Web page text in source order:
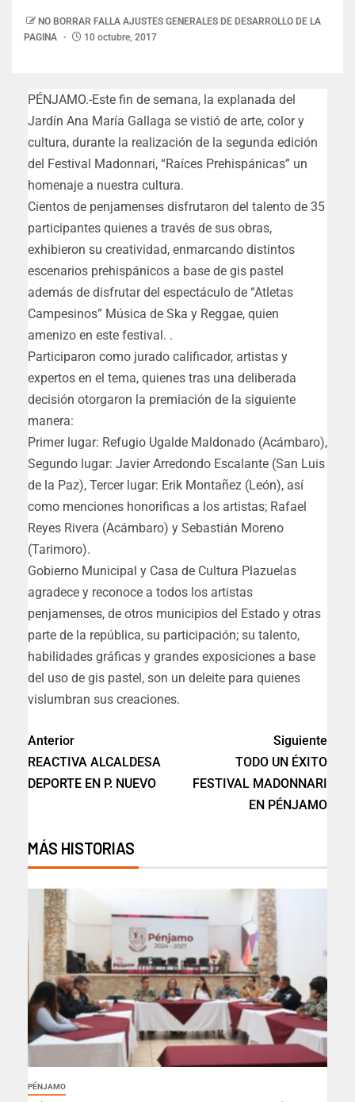
NO BORRAR FALLA AJUSTES GENERALES DE DESARROLLO DE LA
PAGINA
10 octubre, 2017
PÉNJAMO.-Este fin de semana, la explanada del
Jardín Ana María Gallaga se vistió de arte, color y
cultura, durante la realización de la segunda edición
del Festival Madonnari, “Raíces Prehispánicas” un
homenaje a nuestra cultura.
Cientos de penjamenses disfrutaron del talento de 35
participantes quienes a través de sus obras,
exhibieron su creatividad, enmarcando distintos
escenarios prehispánicos a base de gis pastel
además de disfrutar del espectáculo de “Atletas
Campesinos” Música de Ska y Reggae, quien
amenizo en este festival. .
Participaron como jurado calificador, artistas y
expertos en el tema, quienes tras una deliberada
decisión otorgaron la premiación de la siguiente
manera:
Primer lugar: Refugio Ugalde Maldonado (Acámbaro),
Segundo lugar: Javier Arredondo Escalante (San Luis
de la Paz), Tercer lugar: Erik Montañez (León), así
como menciones honorificas a los artistas; Rafael
Reyes Rivera (Acámbaro) y Sebastián Moreno
(Tarimoro).
Gobierno Municipal y Casa de Cultura Plazuelas
agradece y reconoce a todos los artistas
penjamenses, de otros municipios del Estado y otras
parte de la república, su participación; su talento,
habilidades gráficas y grandes exposiciones a base
del uso de gis pastel, son un deleite para quienes
vislumbran sus creaciones.
Anterior
REACTIVA ALCALDESA
DEPORTE EN P. NUEVO
Siguiente
TODO UN ÉXITO
FESTIVAL MADONNARI
EN PÉNJAMO
MÁS HISTORIAS
PÉNJAMO